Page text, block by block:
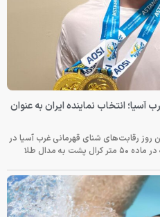
انتخاب نماینده ایران به عنوان
روز رقابت‌های شنای قهرمانی غرب آسیا در